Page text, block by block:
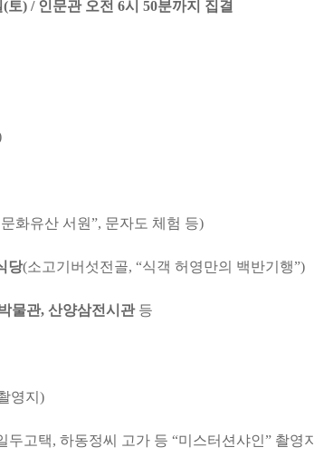
(토) / 인문관 오전 6시 50분까지 집결
화유산 서원”, 문자도 체험 등)
당(소고기버섯전골, “식객 허영만의 백반기행”)
물관, 산양삼전시관 등
영지 )
두고택, 하동정씨 고가 등 “미스터션샤인 ” 촬영지